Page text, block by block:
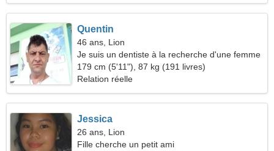
Quentin
46 ans, Lion
Je suis un dentiste à la recherche d'une femme
cool
179 cm (5'11"), 87 kg (191 livres)
Relation réelle
Jessica
26 ans, Lion
Fille cherche un petit ami